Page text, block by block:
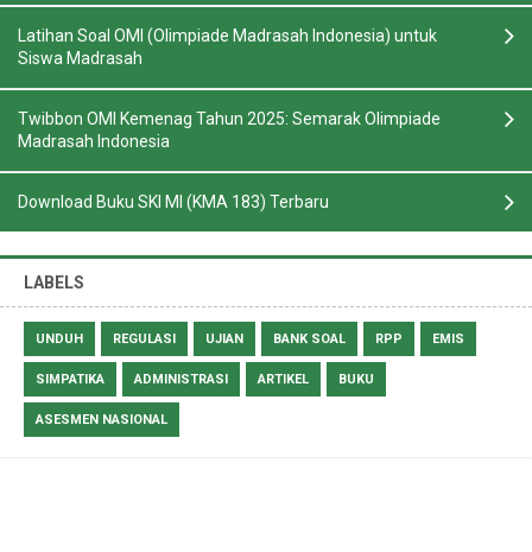
Latihan Soal OMI (Olimpiade Madrasah Indonesia) untuk
Siswa Madrasah
Twibbon OMI Kemenag Tahun 2025: Semarak Olimpiade
Madrasah Indonesia
Download Buku SKI MI (KMA 183) Terbaru
LABELS
UNDUH REGULASI UJIAN BANK SOAL RPP EMIS
SIMPATIKA ADMINISTRASI ARTIKEL BUKU
ASESMEN NASIONAL